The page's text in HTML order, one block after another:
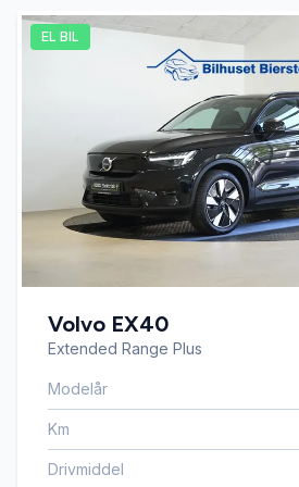
Automatisk nødbremse
AUX tilslutning
Bluetooth
El-ruder x4
El-spejle med varme
Fartpilot
EL BIL
Volvo EX40
Extended Range Plus
Modelår
Km
Drivmiddel